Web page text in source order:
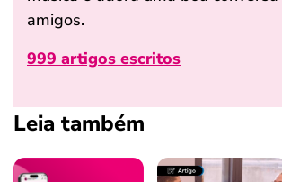
amigos.
999 artigos escritos
Leia também